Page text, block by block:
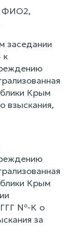
ФИО2,
заседании
к
Крым
взыскания,
Крым
№-К о
за